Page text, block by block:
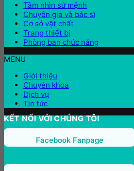
Tầm nhìn sứ mệnh
Chuyên gia và bác sĩ
Cơ sở vật chất
Trang thiết bị
Phòng ban chức năng
MENU
Giới thiệu
Chuyên khoa
Dịch vụ
Tin tức
KẾT NỐI VỚI CHÚNG TÔI
Facebook Fanpage